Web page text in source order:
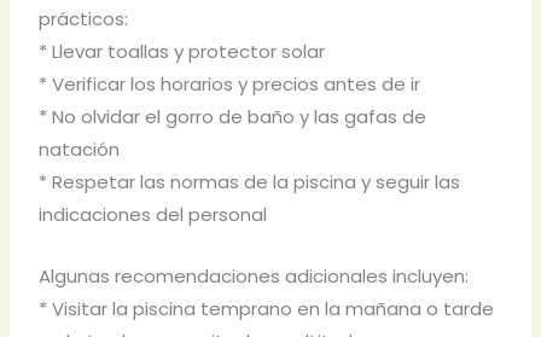
prácticos:
* Llevar toallas y protector solar
* Verificar los horarios y precios antes de ir
* No olvidar el gorro de baño y las gafas de
natación
* Respetar las normas de la piscina y seguir las
indicaciones del personal
Algunas recomendaciones adicionales incluyen:
* Visitar la piscina temprano en la mañana o tarde